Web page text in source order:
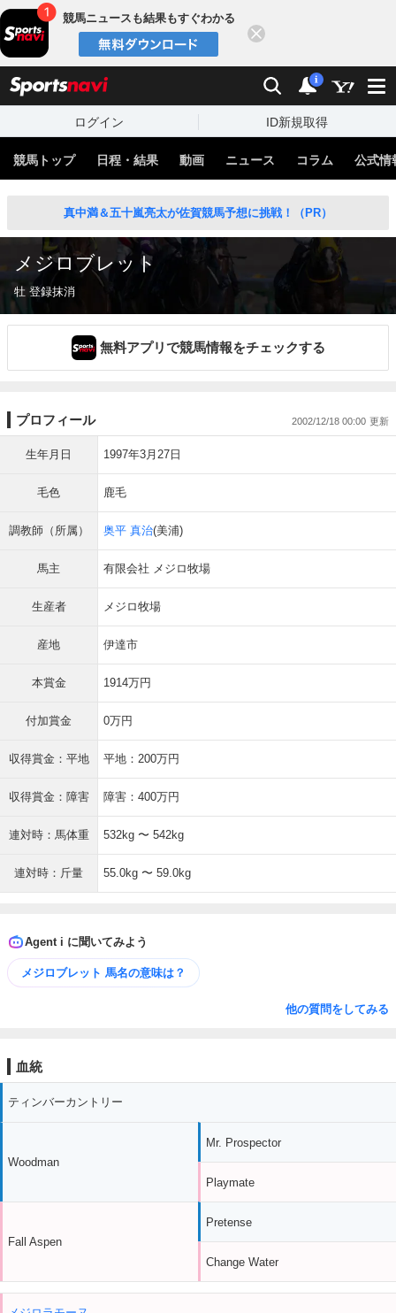
競馬ニュースも結果もすぐわかる
検索 通知
i
ログイン ID新規取得
競馬トップ 日程・結果 動画 ニュース コラム 公式情
真中満＆五十嵐亮太が佐賀競馬予想に挑戦！（PR）
メジロブレット
牡 登録抹消
無料アプリで競馬情報をチェックする
プロフィール 2002/12/18 00:00
生年月日 1997年3月27日
毛色 鹿毛
調教師（所属） 奥平 真治(美浦)
馬主 有限会社 メジロ牧場
生産者 メジロ牧場
産地 伊達市
本賞金 1914万円
付加賞金 0万円
収得賞金：平地 平地：200万円
収得賞金：障害 障害：400万円
連対時：馬体重 532kg 〜 542kg
連対時：斤量 55.0kg 〜 59.0kg
Agent i に聞いてみよう
メジロブレット 馬名の意味は？
他の質問をしてみる
血統
ティンバーカントリー
Woodman
Fall Aspen
Mr. Prospector
Playmate
Pretense
Change Water